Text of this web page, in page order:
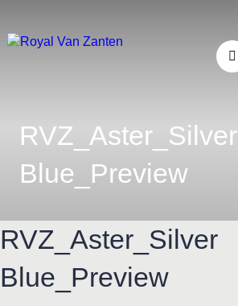
RVZ_Aster_Silver
Blue_Preview
RVZ_Aster_Silver
Blue_Preview